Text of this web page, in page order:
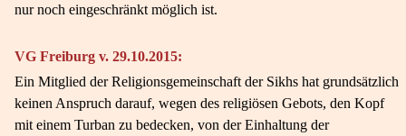
nur noch eingeschränkt möglich ist.
VG Freiburg v. 29.10.2015:
Ein Mitglied der Religionsgemeinschaft der Sikhs hat grundsätzlich
keinen Anspruch darauf, wegen des religiösen Gebots, den Kopf
mit einem Turban zu bedecken, von der Einhaltung der